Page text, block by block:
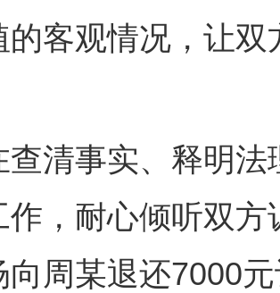
的客观情况，让
事实、释明法
作，耐心倾听双
向周某退还7000